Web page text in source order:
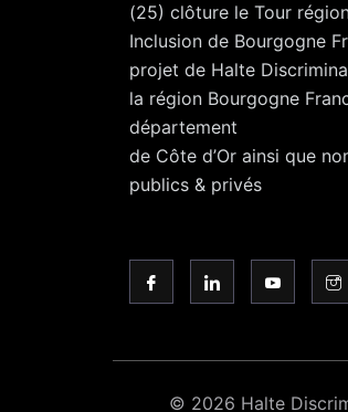
(25) clôture le Tour
Inclusion de Bourgogne
projet de Halte
la région Bourgogne
département
de Côte d’Or ainsi que
publics & privés
© 2026 Halte